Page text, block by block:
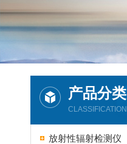
产品分类
CLASSIFICATION
放射性辐射检测仪